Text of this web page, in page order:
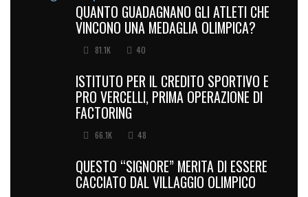
QUANTO GUADAGNANO GLI ATLETI CHE
VINCONO UNA MEDAGLIA OLIMPICA?
81.1K 40
ISTITUTO PER IL CREDITO SPORTIVO E
PRO VERCELLI, PRIMA OPERAZIONE DI
FACTORING
66.1K 48
QUESTO “SIGNORE” MERITA DI ESSERE
CACCIATO DAL VILLAGGIO OLIMPICO